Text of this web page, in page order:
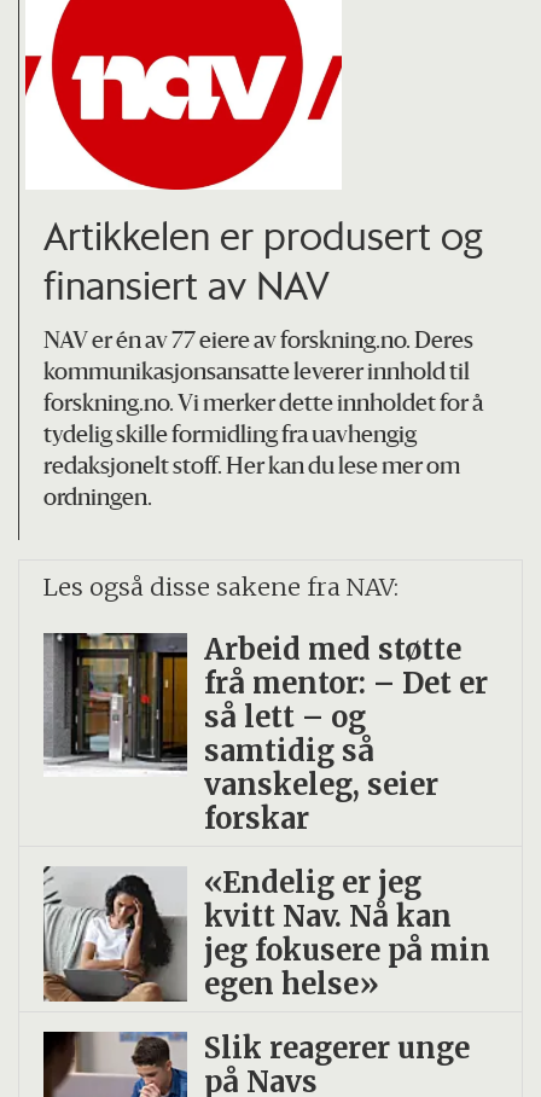
Artikkelen er produsert og
finansiert av NAV
NAV er én av 77 eiere av forskning.no. Deres
kommunikasjonsansatte leverer innhold til
forskning.no. Vi merker dette innholdet for å
tydelig skille formidling fra uavhengig
redaksjonelt stoff.Her kan du lese mer om
ordningen.
Les også disse sakene fra NAV:
Arbeid med støtte
frå mentor: – Det er
så lett – og
samtidig så
vanskeleg, seier
forskar
«Endelig er jeg
kvitt Nav. Nå kan
jeg fokusere på min
egen helse»
Slik reagerer unge
på Navs